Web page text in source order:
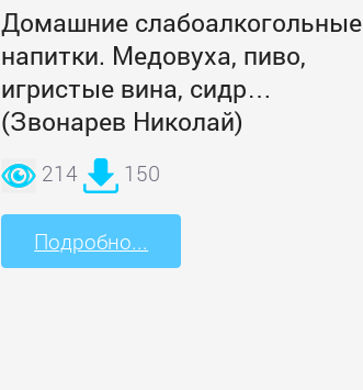
Домашние слабоалкогольные
напитки. Медовуха, пиво,
игристые вина, сидр…
(Звонарев Николай)
214 150
Подробно...